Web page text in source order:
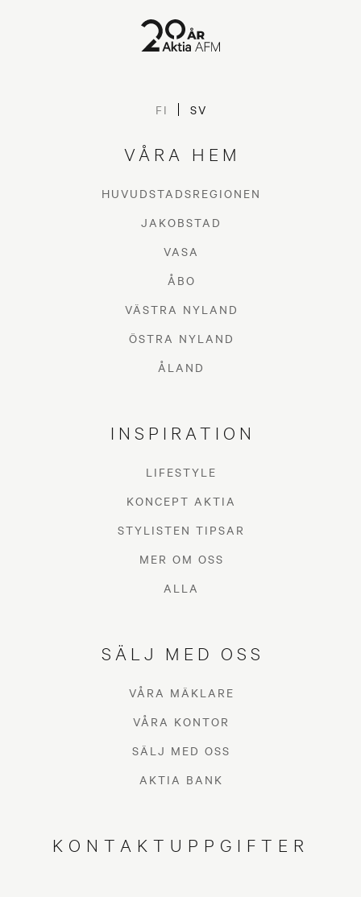
FI SV
VÅRA HEM
HUVUDSTADSREGIONEN
JAKOBSTAD
VASA
ÅBO
VÄSTRA NYLAND
ÖSTRA NYLAND
ÅLAND
INSPIRATION
LIFESTYLE
KONCEPT AKTIA
STYLISTEN TIPSAR
MER OM OSS
ALLA
SÄLJ MED OSS
VÅRA MÄKLARE
VÅRA KONTOR
SÄLJ MED OSS
AKTIA BANK
KONTAKTUPPGIFTER